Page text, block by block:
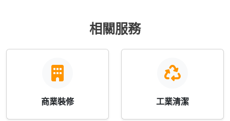
相關服務
商業裝修 工業清潔